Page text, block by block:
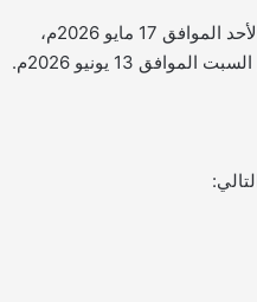
يبدأ التقديم يوم الأحد الموافق 17 مايو 2026م،
13 يونيو 2026م.